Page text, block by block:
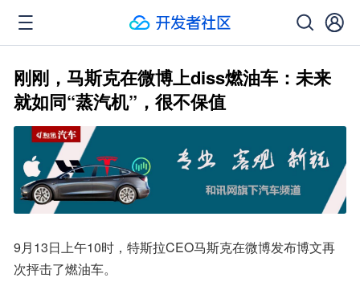
刚刚，马斯克在微博上diss燃油车：未来
就如同“蒸汽机”，很不保值
9月13日上午10时，特斯拉CEO马斯克在微博发布博文再
次抨击了燃油车。